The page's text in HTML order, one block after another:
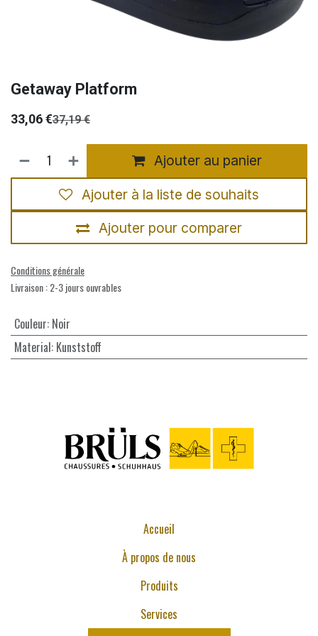
Getaway Platform
33,06€37,19€
Ajouter au panier
Ajouter pour comparer
Ajouter à la liste de souhaits
Conditions générale
Livraison : 2-3 jours ouvrables
Couleur: Noir
Material: Kunststoff
Accueil
À propos de nous
Produits
Services